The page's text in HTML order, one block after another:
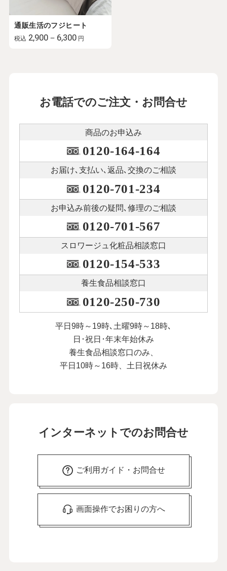
通販生活のフジヒート
税込 2,900－6,300 円
お電話でのご注文・お問合せ
商品のお申込み
0120-164-164
お届け､支払い､ 返品､交換のご相談
0120-701-234
お申込み前後の疑問､修理のご相談
0120-701-567
スロワージュ化粧品相談窓口
0120-154-533
養生食品相談窓口
0120-250-730
平日9時～19時､土曜9時～18時､
日･祝日･年末年始休み
養生食品相談窓口のみ、
平日10時～16時、土日祝休み
インターネットでのお問合せ
ご利用ガイド・お問合せ
画面操作でお困りの方へ